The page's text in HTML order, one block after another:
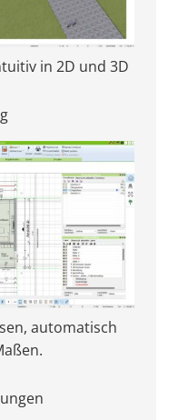
in 2D und 3D
automatisch